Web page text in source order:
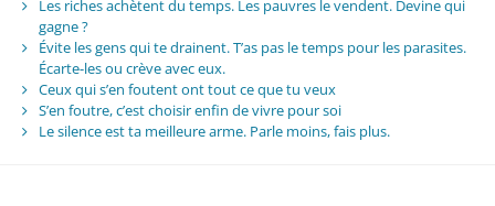
Les riches achètent du temps. Les pauvres le vendent. Devine qui
gagne ?
Évite les gens qui te drainent. T’as pas le temps pour les parasites.
Écarte-les ou crève avec eux.
Ceux qui s’en foutent ont tout ce que tu veux
S’en foutre, c’est choisir enfin de vivre pour soi
Le silence est ta meilleure arme. Parle moins, fais plus.